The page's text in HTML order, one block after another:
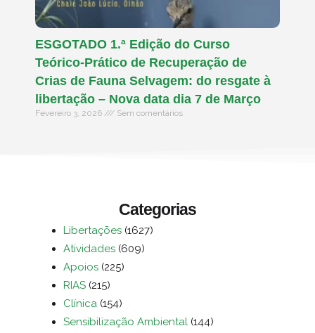
ESGOTADO 1.ª Edição do Curso
Teórico-Prático de Recuperação de
Crias de Fauna Selvagem: do resgate à
libertação – Nova data dia 7 de Março
Fevereiro 3, 2026 Sem comentários
Categorias
Libertações (1627)
Atividades (609)
Apoios (225)
RIAS (215)
Clínica (154)
Sensibilização Ambiental (144)